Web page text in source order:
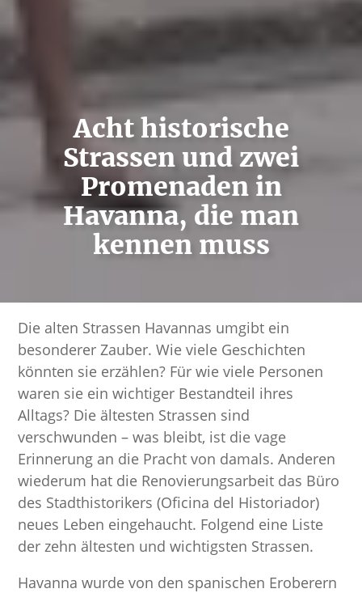
Acht historische
Strassen und zwei
Promenaden in
Havanna, die man
kennen muss
Die alten Strassen Havannas umgibt ein
besonderer Zauber. Wie viele Geschichten
könnten sie erzählen? Für wie viele Personen
waren sie ein wichtiger Bestandteil ihres
Alltags? Die ältesten Strassen sind
verschwunden – was bleibt, ist die vage
Erinnerung an die Pracht von damals. Anderen
wiederum hat die Renovierungsarbeit das Büro
des Stadthistorikers (Oficina del Historiador)
neues Leben eingehaucht. Folgend eine Liste
der zehn ältesten und wichtigsten Strassen.
Havanna wurde von den spanischen Eroberern